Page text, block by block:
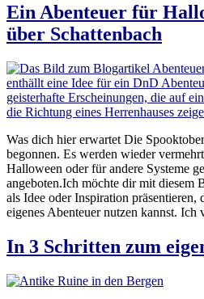
Ein Abenteuer für
über Schattenbach
Was dich hier erwartet Die
begonnen. Es werden wieder
Halloween oder für andere Systeme
angeboten.Ich möchte dir mit diesem
als Idee oder Inspiration präsentieren,
eigenes Abenteuer nutzen kannst.
In 3 Schritten zum